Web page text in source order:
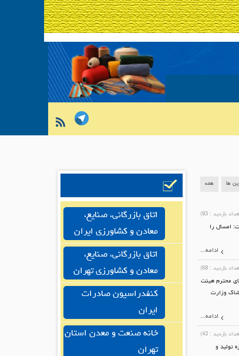
ها همه
بازدید : 93
)
امسال را
ادامه...
بازدید : 68
)
محترم هیئت
وزارت
ادامه...
بازدید : 43
)
تولید و
اتاق بازرگانی، صنایع،
معادن و کشاورزی ایران
اتاق بازرگانی، صنایع،
معادن و کشاورزی تهران
کنفدراسیون صادرات
ایران
خانه صنعت و معدن استان
تهران